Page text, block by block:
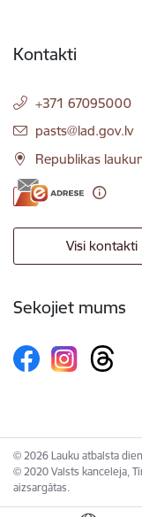
Kontakti
+371 67095000
E-pasts:
pasts@lad.gov.lv
Republikas
Visi kontakti
Sekojiet mums
© 2026 Lauku atbalsta
© 2020 Valsts kanceleja,
aizsargātas.